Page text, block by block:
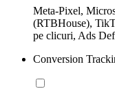
Meta-Pixel,
(RTBHouse),
pe clicuri, Ads
Conversion